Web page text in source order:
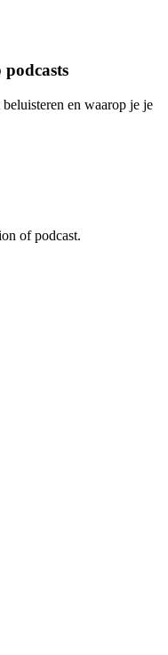
en waarop je je
of podcast.